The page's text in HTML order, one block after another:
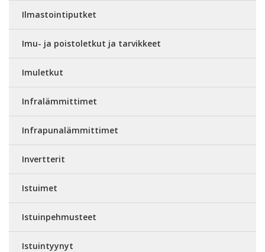
Ilmastointiputket
Imu- ja poistoletkut ja tarvikkeet
Imuletkut
Infralämmittimet
Infrapunalämmittimet
Invertterit
Istuimet
Istuinpehmusteet
Istuintyynyt